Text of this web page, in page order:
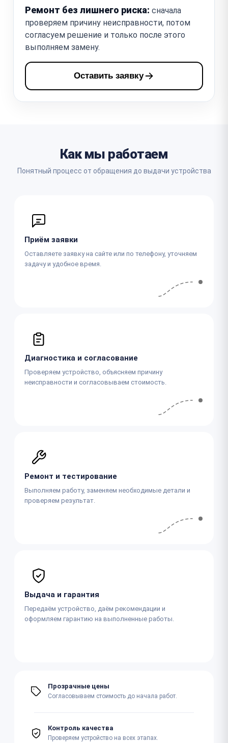
Ремонт без лишнего риска: сначала
проверяем причину неисправности, потом
согласуем решение и только после этого
выполняем замену.
Оставить заявку
Как мы работаем
Понятный процесс от обращения до выдачи устройства
Приём заявки
Оставляете заявку на сайте или по телефону, уточняем
задачу и удобное время.
Диагностика и согласование
Проверяем устройство, объясняем причину
неисправности и согласовываем стоимость.
Ремонт и тестирование
Выполняем работу, заменяем необходимые детали и
проверяем результат.
Выдача и гарантия
Передаём устройство, даём рекомендации и
оформляем гарантию на выполненные работы.
Прозрачные цены
Согласовываем стоимость до начала работ.
Контроль качества
Проверяем устройство на всех этапах.